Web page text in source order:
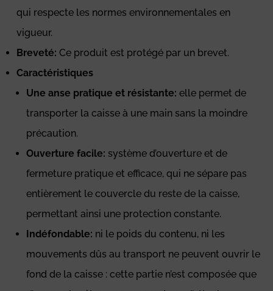
qui respecte les normes environnementales en
vigueur.
Breveté:Ce produit est protégé par un brevet.
Caractéristiques
Une anse pratique et résistante: elle permet de
transporter la caisse à une main sans la moindre
précaution.
Ouverture facile: système d’ouverture et de
fermeture pratique et efficace, qui ne sépare pas
entièrement le couvercle du reste de la caisse,
permettant ainsi une protection constante.
Indéfondable: ni le poids du contenu, ni les
mouvements dûs au transport ne peuvent ouvrir le
fond de la caisse : cette partie n’est composée que